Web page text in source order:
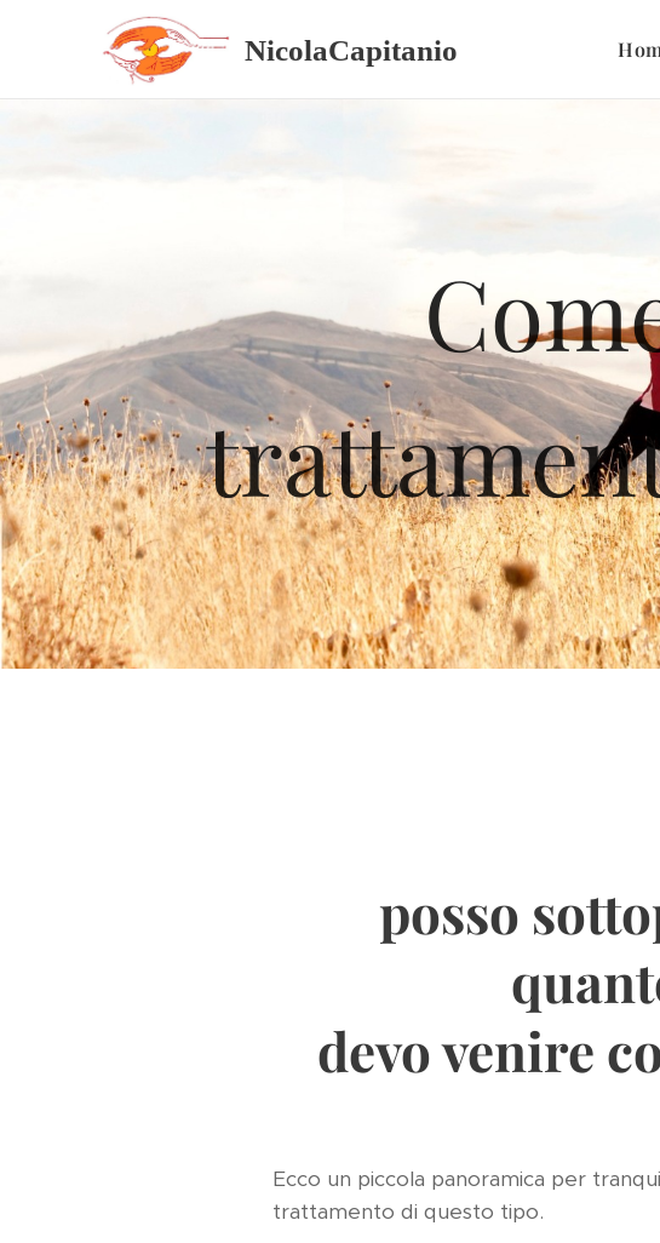
NicolaCapitanio
posso
devo venire
Ecco un piccola panoramica per
trattamento di questo tipo.